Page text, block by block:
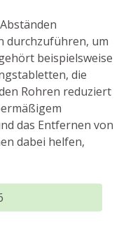
durchzuführen, um
beispielsweise
die
Rohren reduziert
das Entfernen von
dabei helfen,